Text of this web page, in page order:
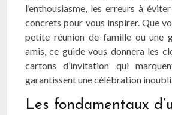
l’enthousiasme, les erreurs à
concrets pour vous inspirer. Que
petite réunion de famille ou une
amis, ce guide vous donnera les
cartons d’invitation qui
garantissent une célébration
Les fondamentaux